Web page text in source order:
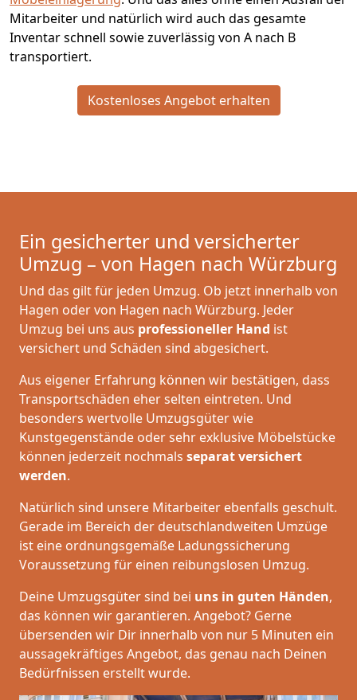
Mitarbeiter und natürlich wird auch das gesamte
Inventar schnell sowie zuverlässig von A nach B
transportiert.
Kostenloses Angebot erhalten
Ein gesicherter und versicherter
Umzug – von Hagen nach Würzburg
Und das gilt für jeden Umzug. Ob jetzt innerhalb von
Hagen oder von Hagen nach Würzburg. Jeder
Umzug bei uns aus professioneller Hand ist
versichert und Schäden sind abgesichert.
Aus eigener Erfahrung können wir bestätigen, dass
Transportschäden eher selten eintreten. Und
besonders wertvolle Umzugsgüter wie
Kunstgegenstände oder sehr exklusive Möbelstücke
können jederzeit nochmals separat versichert
werden.
Natürlich sind unsere Mitarbeiter ebenfalls geschult.
Gerade im Bereich der deutschlandweiten Umzüge
ist eine ordnungsgemäße Ladungssicherung
Voraussetzung für einen reibungslosen Umzug.
Deine Umzugsgüter sind bei uns in guten Händen,
das können wir garantieren. Angebot? Gerne
übersenden wir Dir innerhalb von nur 5 Minuten ein
aussagekräftiges Angebot, das genau nach Deinen
Bedürfnissen erstellt wurde.